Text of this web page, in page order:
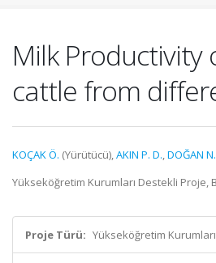
Milk Productivity
cattle from
KOÇAK Ö. (Yürütücü),AKIN P. D.,DOĞAN N.
Yükseköğretim Kurumları Destekli Proje,
Proje Türü: Yükseköğretim